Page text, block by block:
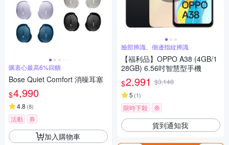
購衷心最高6%回饋
Bose Quiet Comfort 消噪耳塞
$4,990
4.8 (8)
活動 券
加入購物車
臉部辨識、側邊指紋辨識
【福利品】OPPO A38 (4GB/1
28GB) 6.56吋智慧型手機
$2,991 $3,148
5 (1)
限時下殺 券
貨到通知我